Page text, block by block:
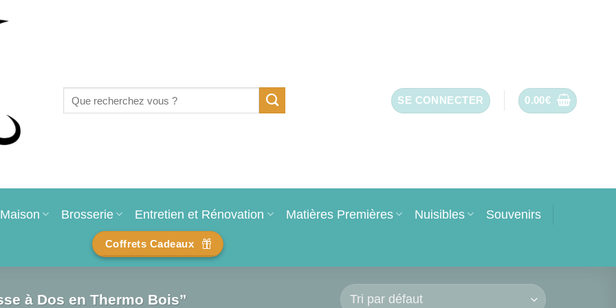
pour :
SE CONNECTER 0.00€
Maison Brosserie Entretien et Rénovation Matières Premières Nuisibles Souvenirs
Coffrets Cadeaux
à Dos en Thermo Bois”